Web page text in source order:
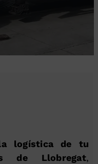
logística de tu
de Llobregat,